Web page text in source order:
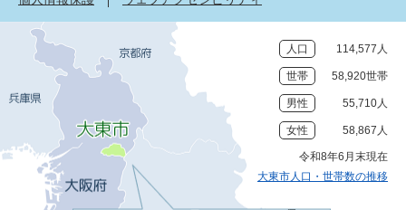
人口 114,577人
世帯 58,920世帯
男性 55,710人
女性 58,867人
令和8年6月末現在
大東市人口・世帯数の推移